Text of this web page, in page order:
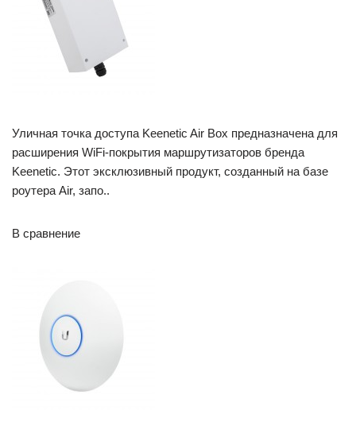
Уличная точка доступа Keenetic Air Box предназначена для
расширения WiFi-покрытия маршрутизаторов бренда
Keenetic. Этот эксклюзивный продукт, созданный на базе
роутера Air, запо..
В сравнение